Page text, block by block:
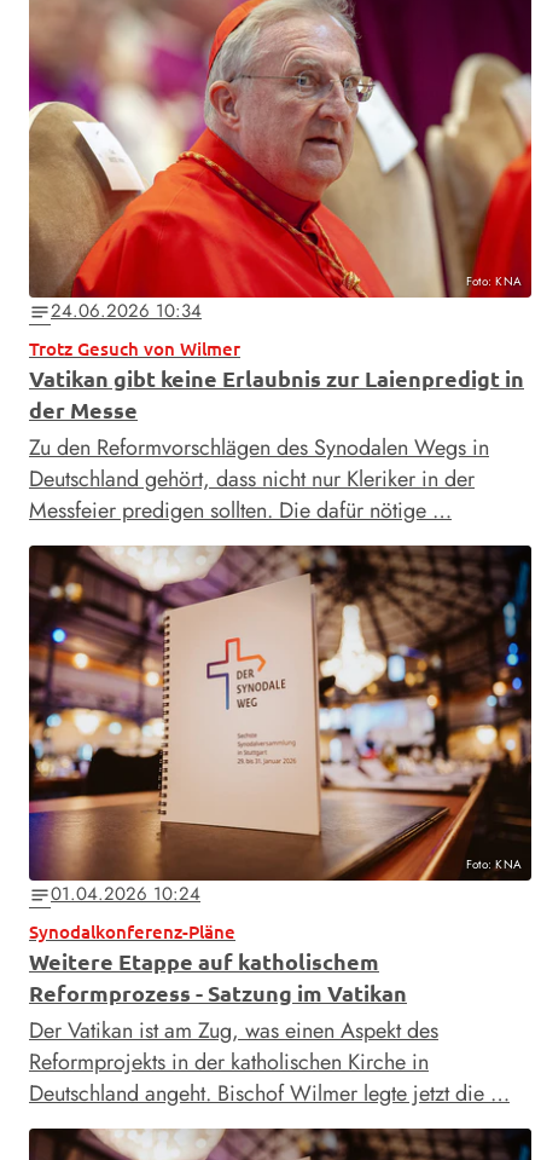
Foto: KNA
notes24.06.2026 10:34
Trotz Gesuch von Wilmer
Vatikan gibt keine Erlaubnis zur Laienpredigt in
der Messe
Zu den Reformvorschlägen des Synodalen Wegs in
Deutschland gehört, dass nicht nur Kleriker in der
Messfeier predigen sollten. Die dafür nötige …
Foto: KNA
notes01.04.2026 10:24
Synodalkonferenz-Pläne
Weitere Etappe auf katholischem
Reformprozess - Satzung im Vatikan
Der Vatikan ist am Zug, was einen Aspekt des
Reformprojekts in der katholischen Kirche in
Deutschland angeht. Bischof Wilmer legte jetzt die …